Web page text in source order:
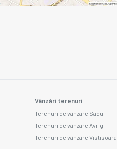
Vânzări terenuri
Terenuri de vânzare Sadu
Terenuri de vânzare Avrig
Terenuri de vânzare Vistisoara